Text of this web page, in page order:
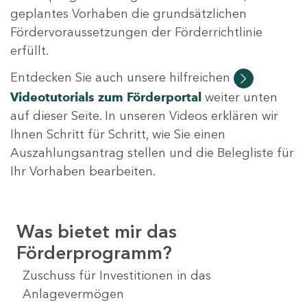
geplantes Vorhaben die grundsätzlichen
Fördervoraussetzungen der Förderrichtlinie
erfüllt.
Entdecken Sie auch unsere hilfreichen
Videotutorials zum Förderportal weiter unten
auf dieser Seite. In unseren Videos erklären wir
Ihnen Schritt für Schritt, wie Sie einen
Auszahlungsantrag stellen und die Belegliste für
Ihr Vorhaben bearbeiten.
Was bietet mir das
Förderprogramm?
Zuschuss für Investitionen in das
Anlagevermögen